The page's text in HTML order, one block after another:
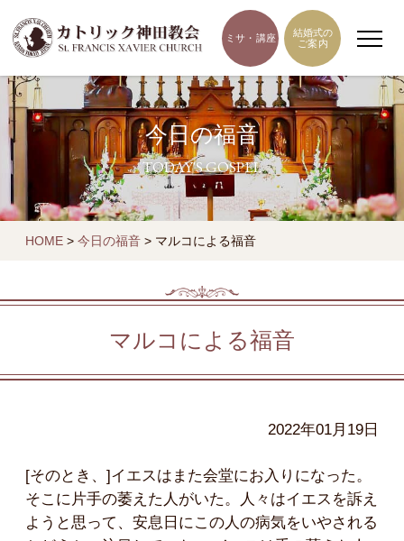
ミサ・講座
結婚式の
ご案内
今日の福音
TODAY'S GOSPEL
HOME > 今日の福音 > マルコによる福音
マルコによる福音
2022年01月19日
[そのとき、]イエスはまた会堂にお入りになった。
そこに片手の萎えた人がいた。人々はイエスを訴え
ようと思って、安息日にこの人の病気をいやされる